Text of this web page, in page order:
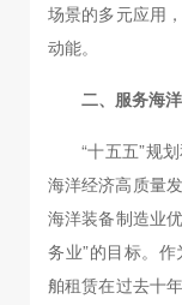
场景的多元应用
动能。
二、服务海
“十五五”规
海洋经济高质量
海洋装备制造业
务业”的目标。
舶租赁在过去十